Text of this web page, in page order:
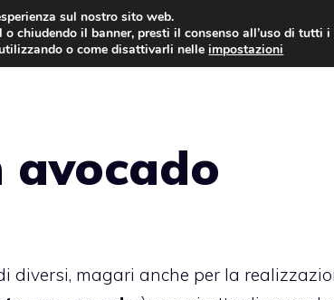
TORTE AL CIOCCOLATO TORTE CLASSICHE
diversi, magari anche per la
sul nostro sito web.
chiudendo il banner, presti il consenso all’uso di tutti
o come disattivarli nelleimpostazioni